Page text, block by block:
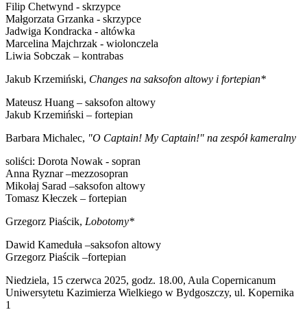
Filip Chetwynd - skrzypce
Małgorzata Grzanka - skrzypce
Jadwiga Kondracka - altówka
Marcelina Majchrzak - wiolonczela
Liwia Sobczak – kontrabas
Jakub Krzemiński, Changes na saksofon altowy i fortepian*
Mateusz Huang – saksofon altowy
Jakub Krzemiński – fortepian
Barbara Michalec, "O Captain! My Captain!" na zespół kameralny
soliści: Dorota Nowak - sopran
Anna Ryznar –mezzosopran
Mikołaj Sarad –saksofon altowy
Tomasz Kłeczek – fortepian
Grzegorz Piaścik, Lobotomy*
Dawid Kameduła –saksofon altowy
Grzegorz Piaścik –fortepian
Niedziela, 15 czerwca 2025, godz. 18.00, Aula Copernicanum
Uniwersytetu Kazimierza Wielkiego w Bydgoszczy, ul. Kopernika
1